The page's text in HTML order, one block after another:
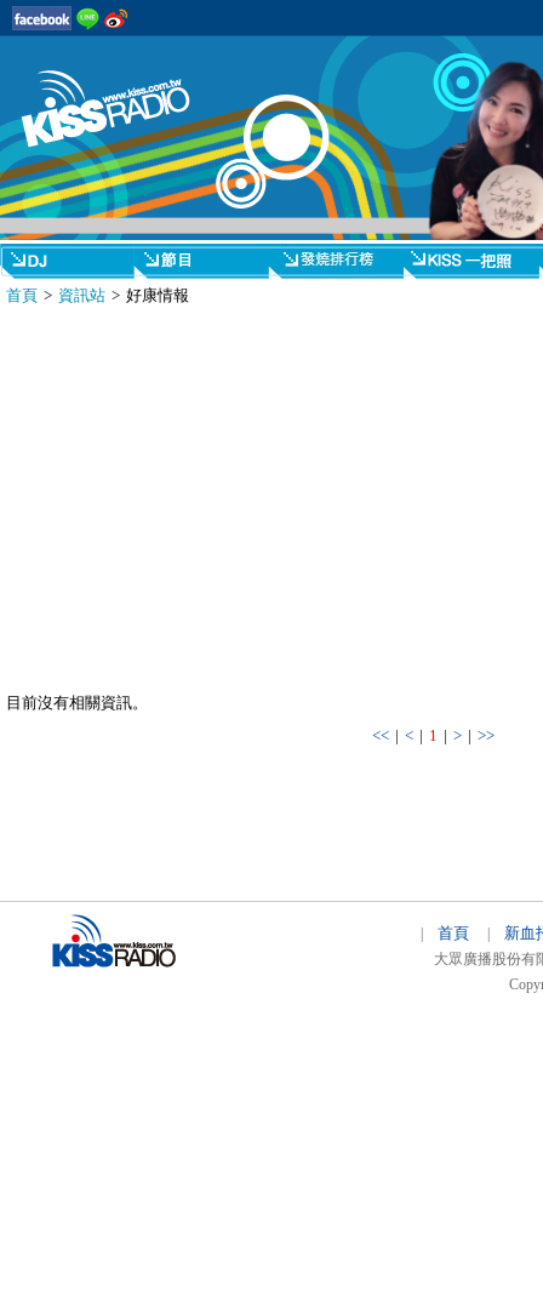
首頁 > 資訊站 > 好康情報
目前沒有相關資訊。
<< | < | 1 | > | >>
首頁 新血
大眾廣播股份有